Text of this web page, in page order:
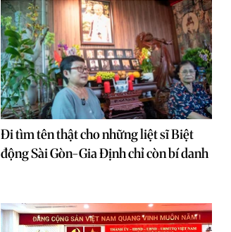
Đi tìm tên thật cho những liệt sĩ Biệt
động Sài Gòn-Gia Định chỉ còn bí danh